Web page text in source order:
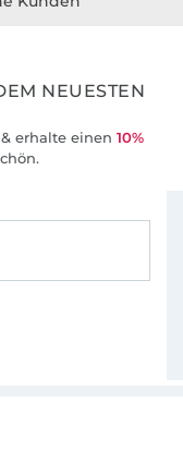
NEUESTEN
erhalte einen 10%